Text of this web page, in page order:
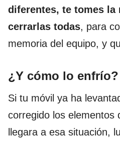
diferentes, te tomes la
cerrarlas todas, para
memoria del equipo, y
¿Y cómo lo enfrío?
Si tu móvil ya ha
corregido los elementos
llegara a esa situación,